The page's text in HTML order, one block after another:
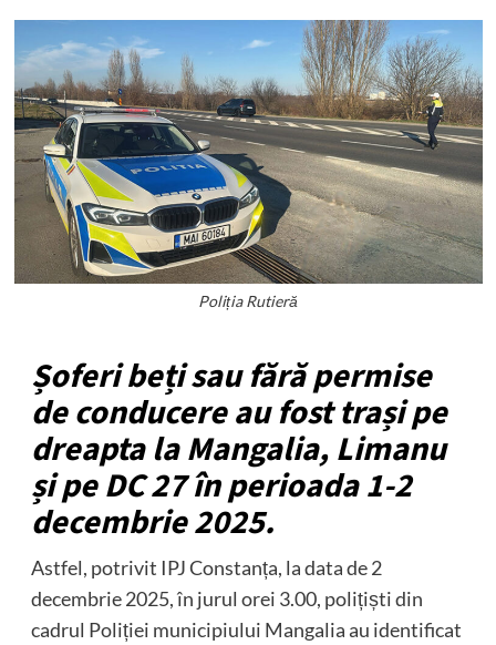
Poliția Rutieră
Șoferi beți sau fără permise
de conducere au fost trași pe
dreapta la Mangalia, Limanu
și pe DC 27 în perioada 1-2
decembrie 2025.
Astfel, potrivit IPJ Constanța, la data de 2
decembrie 2025, în jurul orei 3.00, polițiști din
cadrul Poliției municipiului Mangalia au identificat